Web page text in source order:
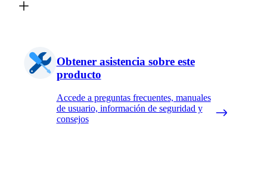
Obtener asistencia sobre este
producto
Accede a preguntas frecuentes, manuales
de usuario, información de seguridad y
consejos